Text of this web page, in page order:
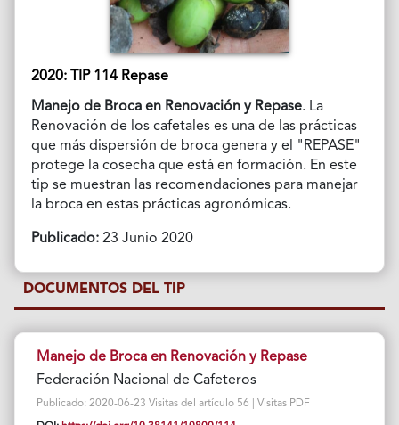
2020: TIP 114 Repase
Manejo de Broca en Renovación y Repase. La
Renovación de los cafetales es una de las prácticas
que más dispersión de broca genera y el "REPASE"
protege la cosecha que está en formación. En este
tip se muestran las recomendaciones para manejar
la broca en estas prácticas agronómicas.
Publicado:23 Junio 2020
DOCUMENTOS DEL TIP
Manejo de Broca en Renovación y Repase
Federación Nacional de Cafeteros
Publicado: 2020-06-23 Visitas del artículo 56 | Visitas PDF